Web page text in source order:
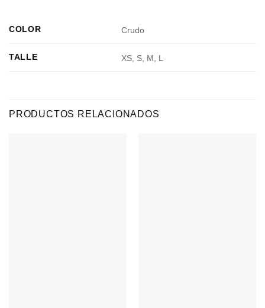
COLOR Crudo
TALLE XS, S, M, L
PRODUCTOS RELACIONADOS